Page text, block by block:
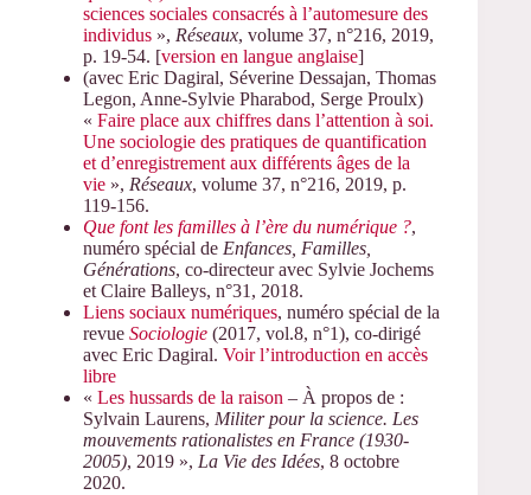
sciences sociales consacrés à l’automesure des
individus », Réseaux, volume 37, n°216, 2019,
p. 19-54. [version en langue anglaise]
(avec Eric Dagiral, Séverine Dessajan, Thomas
Legon, Anne-Sylvie Pharabod, Serge Proulx)
« Faire place aux chiffres dans l’attention à soi.
Une sociologie des pratiques de quantification
et d’enregistrement aux différents âges de la
vie », Réseaux, volume 37, n°216, 2019, p.
119-156.
Que font les familles à l’ère du numérique ?,
numéro spécial de Enfances, Familles,
Générations, co-directeur avec Sylvie Jochems
et Claire Balleys, n°31, 2018.
Liens sociaux numériques, numéro spécial de la
revue Sociologie (2017, vol.8, n°1), co-dirigé
avec Eric Dagiral. Voir l’introduction en accès
libre
« Les hussards de la raison – À propos de :
Sylvain Laurens, Militer pour la science. Les
mouvements rationalistes en France (1930-
2005), 2019 », La Vie des Idées, 8 octobre
2020.